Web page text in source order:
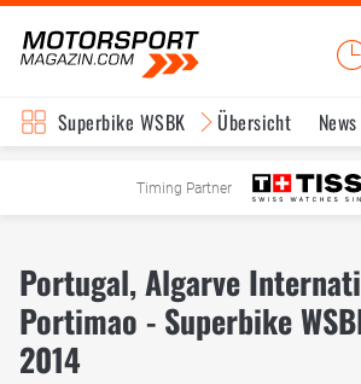
Superbike WSBK Übersicht News
Timing Partner
Portugal, Algarve
Portimao - Superbike
2014